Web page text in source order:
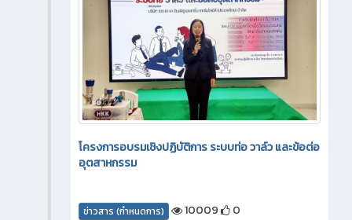
โครงการอบรมเชิงปฏิบัติการ ระบบท่อ วาล์ว และข้อต่อ
อุตสาหกรรม
ข่าวสาร (กำหนดการ) 10009 0